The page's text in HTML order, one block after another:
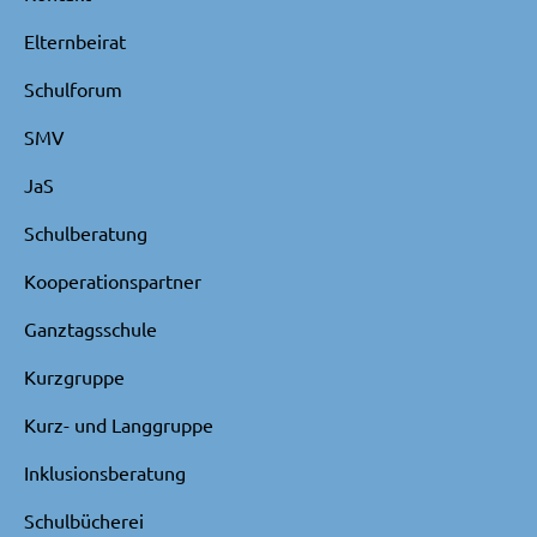
Elternbeirat
Schulforum
SMV
JaS
Schulberatung
Kooperationspartner
Ganztagsschule
Kurzgruppe
Kurz- und Langgruppe
Inklusionsberatung
Schulbücherei